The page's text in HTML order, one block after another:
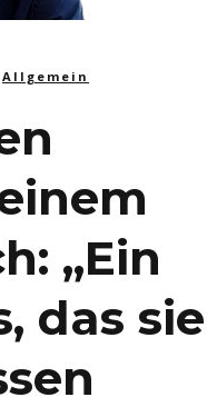
Allgemein
„Ein
das sie